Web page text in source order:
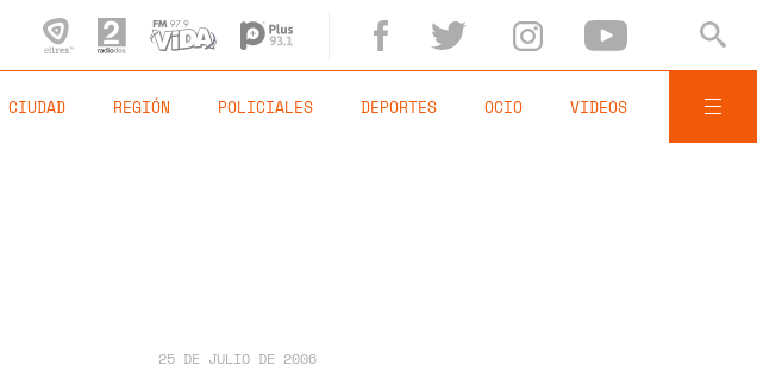
CIUDAD REGIÓN POLICIALES DEPORTES OCIO VIDEOS
25 DE JULIO DE 2006